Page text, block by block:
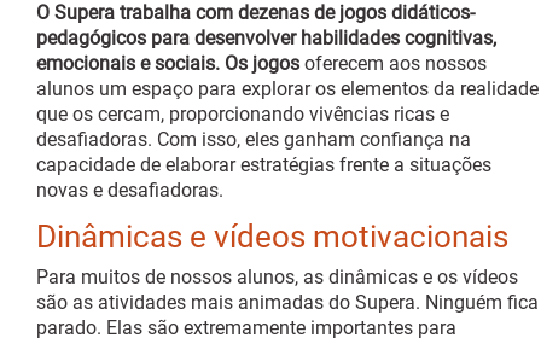
O Supera trabalha com dezenas de jogos didáticos-
pedagógicos para desenvolver habilidades cognitivas,
emocionais e sociais. Os jogos oferecem aos nossos
alunos um espaço para explorar os elementos da realidade
que os cercam, proporcionando vivências ricas e
desafiadoras. Com isso, eles ganham confiança na
capacidade de elaborar estratégias frente a situações
novas e desafiadoras.
Dinâmicas e vídeos motivacionais
Para muitos de nossos alunos, as dinâmicas e os vídeos
são as atividades mais animadas do Supera. Ninguém fica
parado. Elas são extremamente importantes para